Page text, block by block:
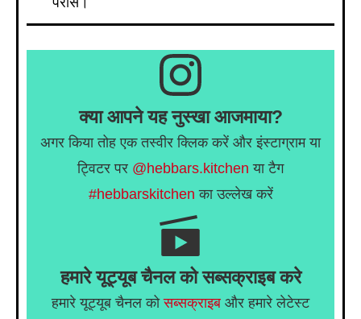
क्या आपने यह नुस्खा आजमाया?
अगर किया तोह एक तस्वीर क्लिक करें और इंस्टाग्राम या
ट्विटर पर @hebbars.kitchen या टैग
#hebbarskitchen का उल्लेख करें
हमारे यूट्यूब चैनल को सब्सक्राइब करे
हमारे यूट्यूब चैनल कोसब्सक्राइब और हमारे लेटेस्ट